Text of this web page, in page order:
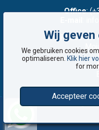
Office:
Paseo del
©2008 - 2026 VIP Almería: Woningen te
Wij geven
We gebruiken cookies
optimaliseren. Klik hier
for
Accepteer